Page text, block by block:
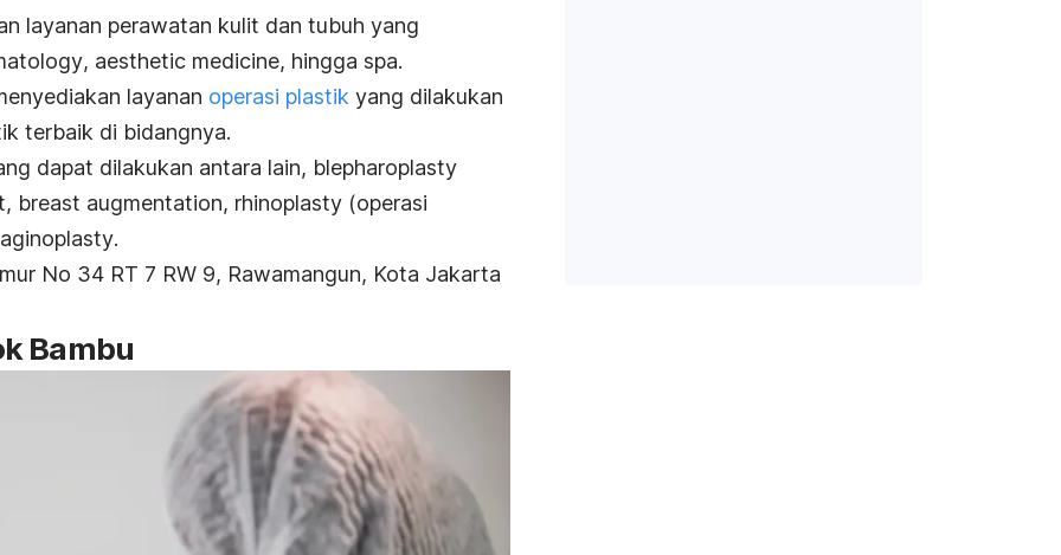
layanan perawatan kulit dan tubuh yang
, aesthetic medicine, hingga spa.
layanan operasi plastik yang dilakukan
terbaik di bidangnya.
dapat dilakukan antara lain, blepharoplasty
, breast augmentation, rhinoplasty (operasi
.
No 34 RT 7 RW 9, Rawamangun, Kota Jakarta
Bambu